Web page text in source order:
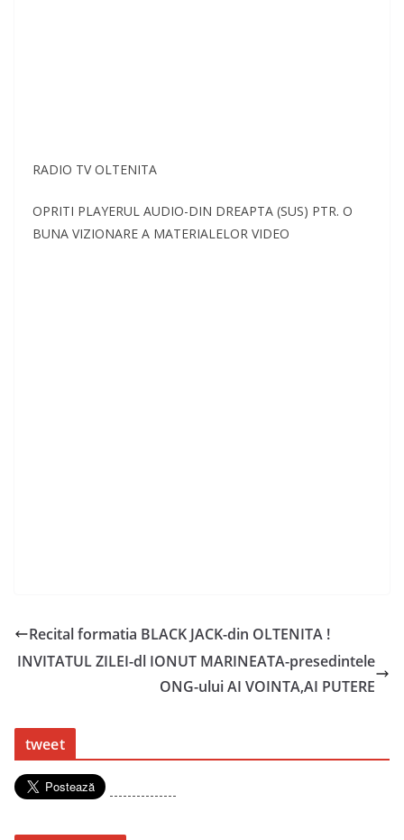
RADIO TV OLTENITA
OPRITI PLAYERUL AUDIO-DIN DREAPTA (SUS) PTR. O
BUNA VIZIONARE A MATERIALELOR VIDEO
Recital formatia BLACK JACK-din OLTENITA !
INVITATUL ZILEI-dl IONUT MARINEATA-presedintele
ONG-ului AI VOINTA,AI PUTERE
tweet
---------------